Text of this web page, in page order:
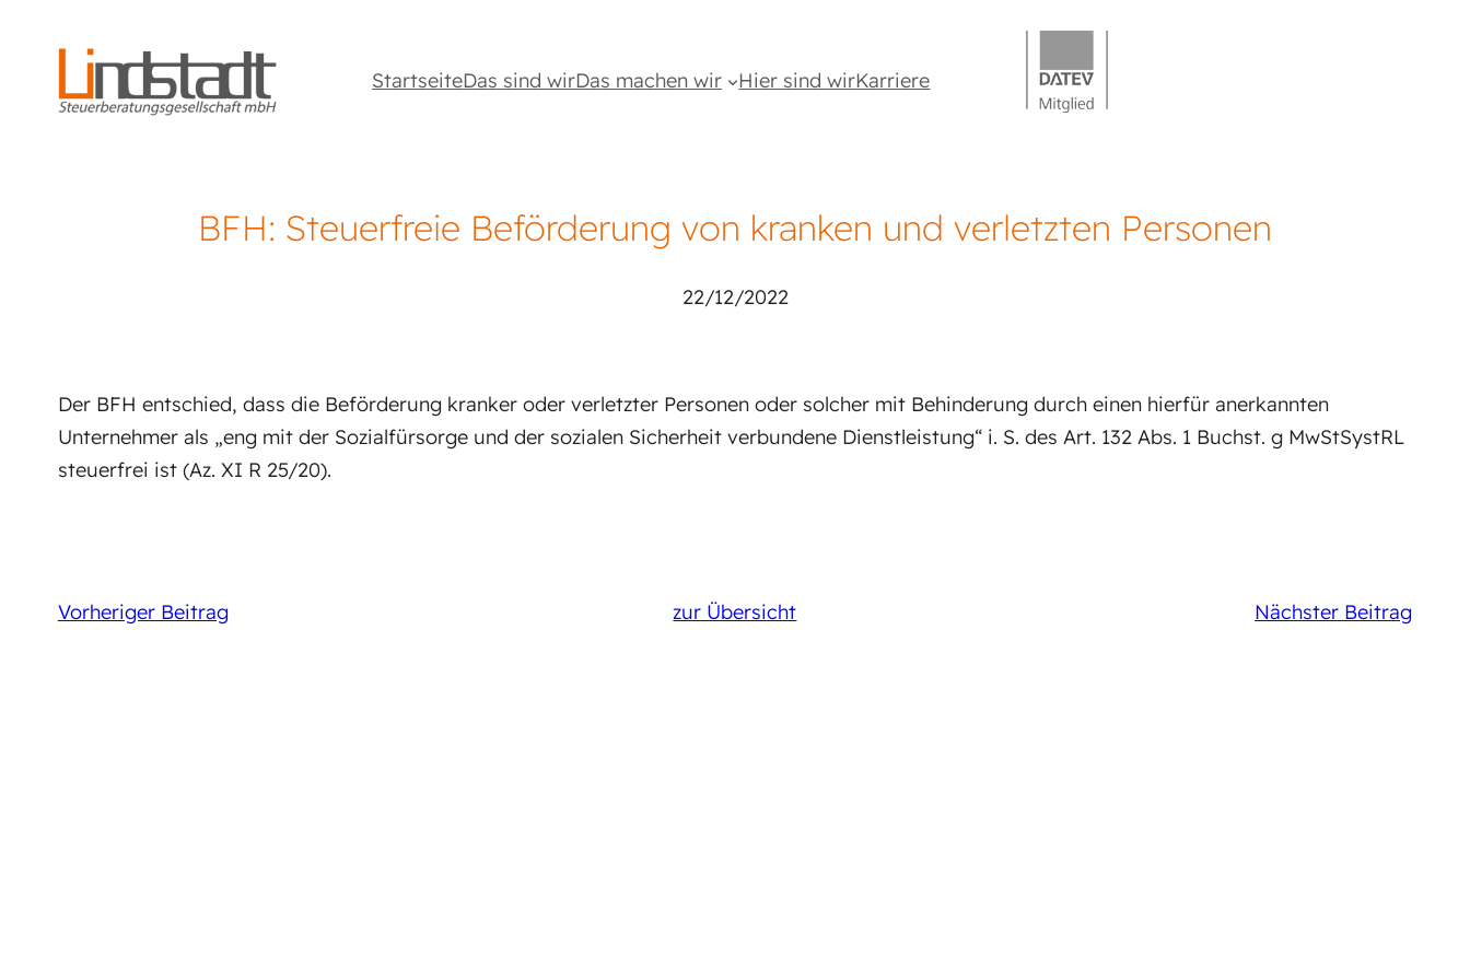
StartseiteDas sind wirDas machen wir Hier sind wirKarriere
BFH: Steuerfreie Beförderung von kranken und verletzten Personen
22/12/2022
Der BFH entschied, dass die Beförderung kranker oder verletzter Personen oder solcher mit Behinderung durch einen hierfür anerkannten
Unternehmer als „eng mit der Sozialfürsorge und der sozialen Sicherheit verbundene Dienstleistung“ i. S. des Art. 132 Abs. 1 Buchst. g MwStSystRL
steuerfrei ist (Az. XI R 25/20).
Vorheriger Beitrag zur Übersicht Nächster Beitrag